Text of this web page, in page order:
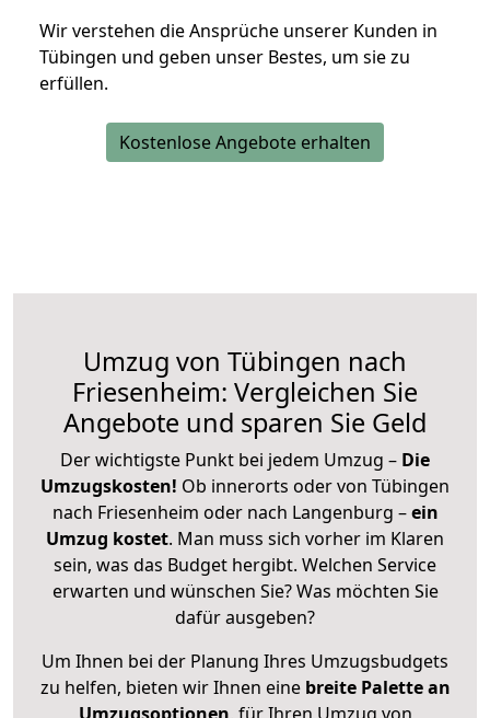
Wir verstehen die Ansprüche unserer Kunden in
Tübingen und geben unser Bestes, um sie zu
erfüllen.
Kostenlose Angebote erhalten
Umzug von Tübingen nach
Friesenheim: Vergleichen Sie
Angebote und sparen Sie Geld
Der wichtigste Punkt bei jedem Umzug – Die
Umzugskosten! Ob innerorts oder von Tübingen
nach Friesenheim oder nach Langenburg –ein
Umzug kostet. Man muss sich vorher im Klaren
sein, was das Budget hergibt. Welchen Service
erwarten und wünschen Sie? Was möchten Sie
dafür ausgeben?
Um Ihnen bei der Planung Ihres Umzugsbudgets
zu helfen, bieten wir Ihnen eine breite Palette an